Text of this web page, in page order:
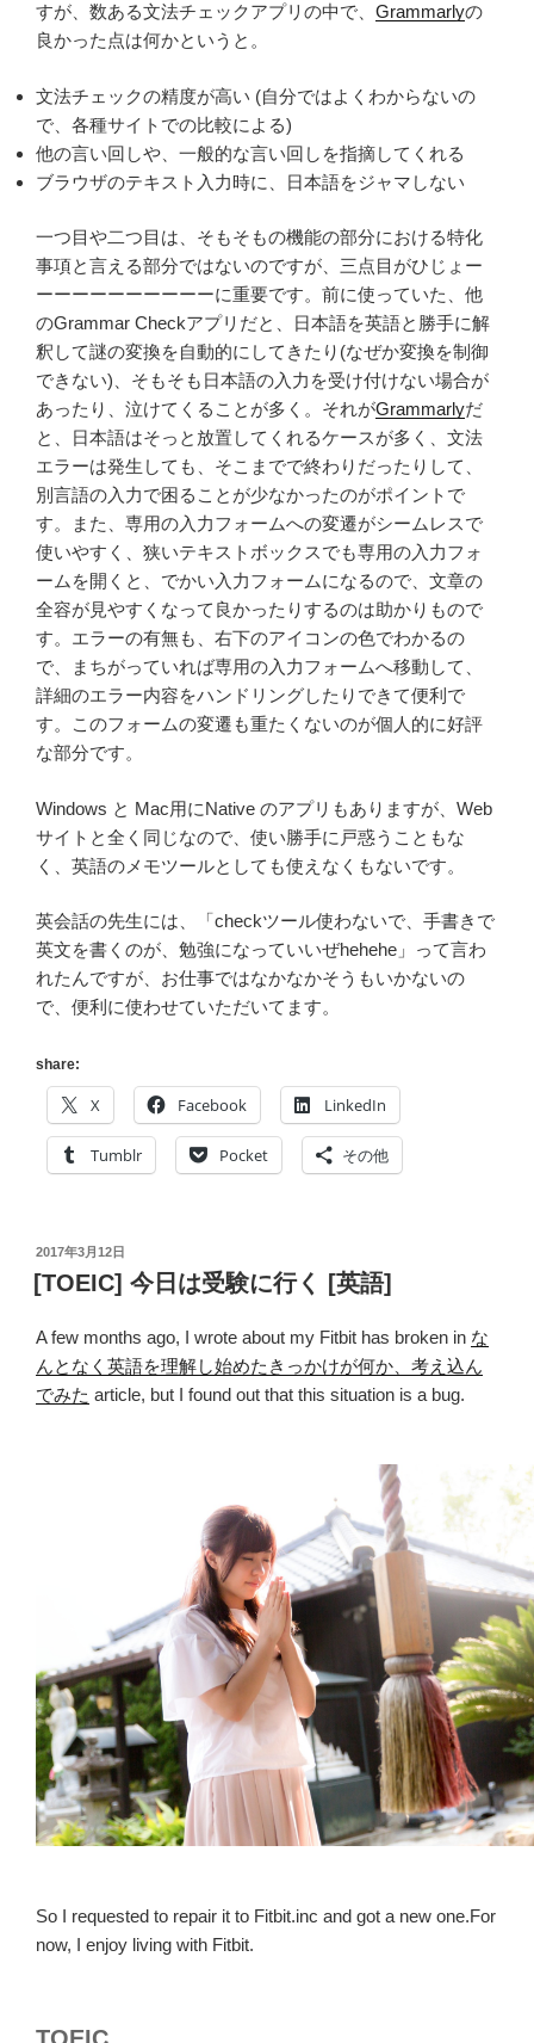
すが、数ある文法チェックアプリの中で、 Grammarlyの
良かった点は何かというと。
文法チェックの精度が高い (自分ではよくわからないの
で、各種サイトでの比較による)
他の言い回しや、一般的な言い回しを指摘してくれる
ブラウザのテキスト入力時に、日本語をジャマしない
一つ目や二つ目は、そもそもの機能の部分における特化
事項と言える部分ではないのですが、三点目がひじょー
ーーーーーーーーーーに重要です。前に使っていた、他
のGrammar Checkアプリだと、日本語を英語と勝手に解
釈して謎の変換を自動的にしてきたり(なぜか変換を制御
できない)、そもそも日本語の入力を受け付けない場合が
あったり、泣けてくることが多く。それがGrammarlyだ
と、日本語はそっと放置してくれるケースが多く、文法
エラーは発生しても、そこまでで終わりだったりして、
別言語の入力で困ることが少なかったのがポイントで
す。また、専用の入力フォームへの変遷がシームレスで
使いやすく、狭いテキストボックスでも専用の入力フォ
ームを開くと、でかい入力フォームになるので、文章の
全容が見やすくなって良かったりするのは助かりもので
す。エラーの有無も、右下のアイコンの色でわかるの
で、まちがっていれば専用の入力フォームへ移動して、
詳細のエラー内容をハンドリングしたりできて便利で
す。このフォームの変遷も重たくないのが個人的に好評
な部分です。
Windows と Mac用にNative のアプリもありますが、Web
サイトと全く同じなので、使い勝手に戸惑うこともな
く、英語のメモツールとしても使えなくもないです。
英会話の先生には、「checkツール使わないで、手書きで
英文を書くのが、勉強になっていいぜhehehe」って言わ
れたんですが、お仕事ではなかなかそうもいかないの
で、便利に使わせていただいてます。
share:
X Facebook LinkedIn
Tumblr Pocket その他
投
稿
日:
2017年3月12日
[TOEIC] 今日は受験に行く [英語]
A few months ago, I wrote about my Fitbit has broken in な
んとなく英語を理解し始めたきっかけが何か、考え込ん
でみた article, but I found out that this situation is a bug.
So I requested to repair it to Fitbit.inc and got a new one.For
now, I enjoy living with Fitbit.